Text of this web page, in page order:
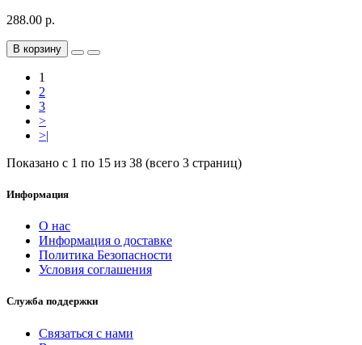
288.00 р.
В корзину
1
2
3
>
>|
Показано с 1 по 15 из 38 (всего 3 страниц)
Информация
О нас
Информация о доставке
Политика Безопасности
Условия соглашения
Служба поддержки
Связаться с нами